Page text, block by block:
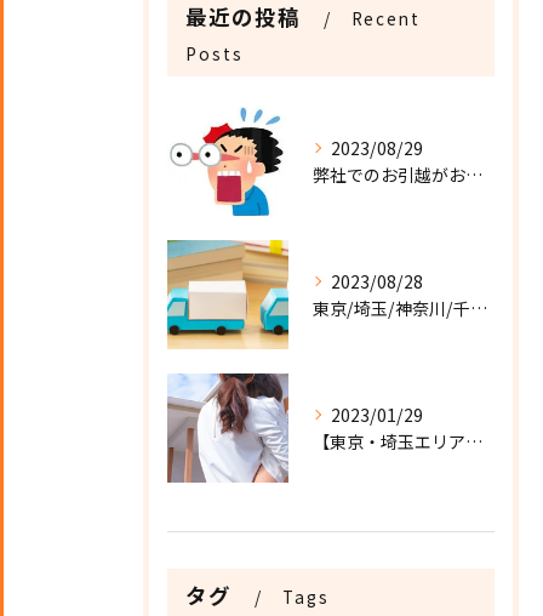
最近の投稿
Recent
Posts
2023/08/29
弊社でのお引越がお得な理由！【Moving Craft】
2023/08/28
東京/埼玉/神奈川/千葉でのお引越をお得に！ Moving Craft
2023/01/29
【東京・埼玉エリア】単身様におすすめの格安引っ越し
タグ Tags